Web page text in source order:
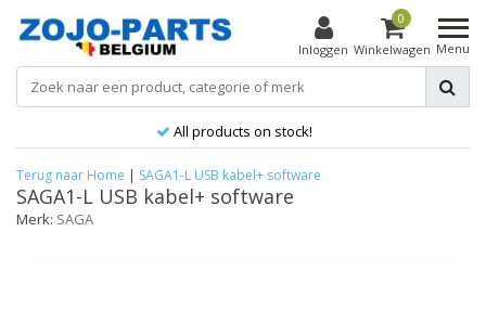
Inloggen
0
Winkelwagen Menu
All products on stock!
Terug naar Home | SAGA1-L USB kabel+ software
SAGA1-L USB kabel+ software
Merk: SAGA